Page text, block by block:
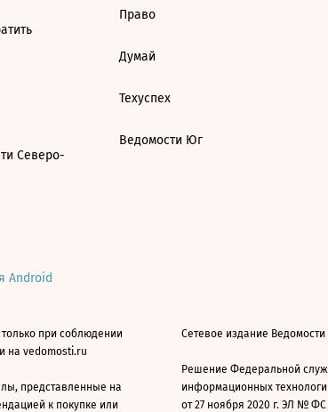
Северо-
Право
Думай
Техуспех
Ведомости Юг
Android
при соблюдении
на vedomosti.ru
представленные на
к покупке или
Сетевое издание
Решение Федеральной
информационных
от 27 ноября 2020 г. ЭЛ № ФС